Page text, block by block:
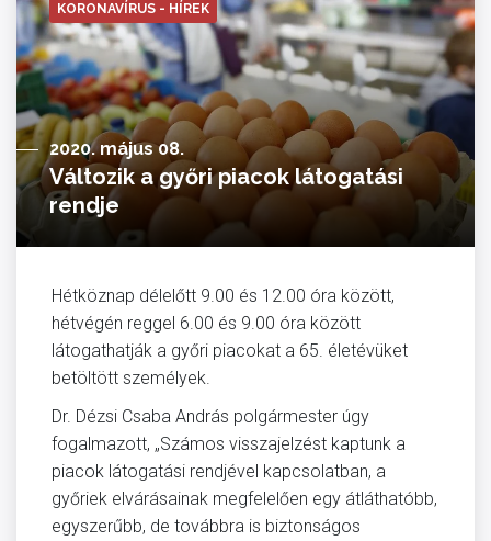
KORONAVÍRUS - HÍREK
2020. május 08.
Változik a győri piacok látogatási
rendje
Hétköznap délelőtt 9.00 és 12.00 óra között,
hétvégén reggel 6.00 és 9.00 óra között
látogathatják a győri piacokat a 65. életévüket
betöltött személyek.
Dr. Dézsi Csaba András polgármester úgy
fogalmazott, „Számos visszajelzést kaptunk a
piacok látogatási rendjével kapcsolatban, a
győriek elvárásainak megfelelően egy átláthatóbb,
egyszerűbb, de továbbra is biztonságos